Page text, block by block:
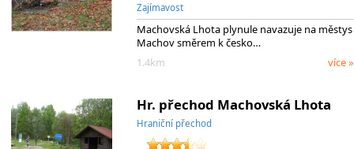
Zajímavost
Machovská Lhota plynule navazuje na městys
Machov směrem k česko…
1.4km
více »
Hr. přechod Machovská Lhota
Hraniční přechod